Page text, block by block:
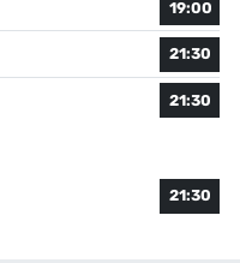
19:00
21:30
21:30
21:30